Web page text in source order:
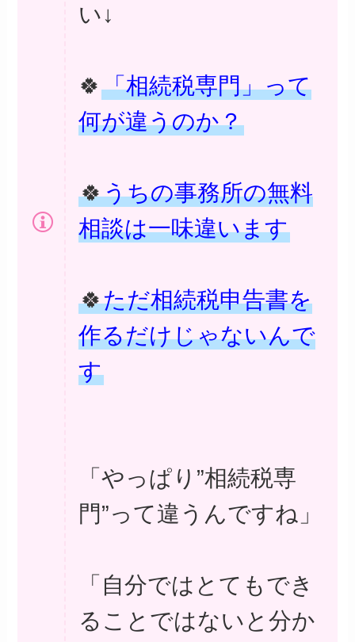
い↓
🍀 「相続税専門」って
何が違うのか？
🍀うちの事務所の無料
相談は一味違います
🍀ただ相続税申告書を
作るだけじゃないんで
す
「やっぱり”相続税専
門”って違うんですね」
「自分ではとてもでき
ることではないと分か